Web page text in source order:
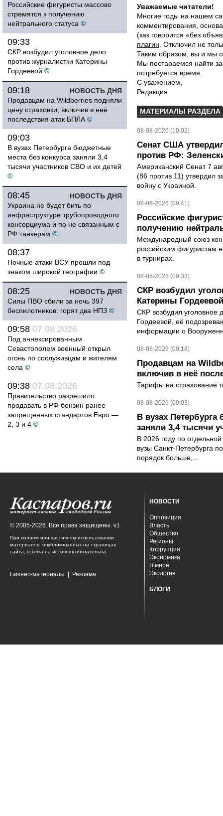
Российские фигуристы массово
стремятся к получению
нейтрального статуса ©
09:33
СКР возбудил уголовное дело
против журналистки Катерины
Гордеевой ©
НОВОСТЬ ДНЯ
09:18
Продавцам на Wildberries подняли
цену страховки, включив в неё
последствия атак БПЛА ©
09:03
В вузах Петербурга бюджетные
места без конкурса заняли 3,4
тысячи участников СВО и их детей
©
НОВОСТЬ ДНЯ
08:45
Украина не будет бить по
инфраструктуре трубопроводного
консорциума и по не связанным с
РФ танкерам ©
08:37
Ночные атаки ВСУ прошли под
знаком широкой географии ©
НОВОСТЬ ДНЯ
08:25
Силы ПВО сбили за ночь 397
беспилотников: горят два НПЗ ©
09:58 07.08.2026
Под аннексированным
Севастополем военный открыл
огонь по сослуживцам и жителям
села ©
09:38 07.08.2026
Правительство разрешило
продавать в РФ бензин ранее
запрещенных стандартов Евро —
2, 3 и 4 ©
Уважаемые читатели!
Многие годы на нашем
комментирования,
(как говорится «без
плагин . Отключил не
Таким образом, вы и мы
Мы постараемся найти
потребуется время.
С уважением,
Редакция
МАТЕРИАЛЫ РАЗДЕЛА
08-08-2026 (10:02)
Сенат США
против РФ:
Американский Сенат 7
(86 против 11) утвердил
войну с Украиной.
08-08-2026 (09:41)
Российские
получению
Международный союз
российским фигуристам
в турнирах.
08-08-2026 (09:33)
СКР возбудил
Катерины Гордеевой
СКР возбудил уголовное
Гордеевой, её
информации о
08-08-2026 (09:18)
Продавцам на
включив в неё
Тарифы на страхование
08-08-2026 (09:03)
В вузах
заняли 3,4 тысячи
В 2026 году по
вузы Санкт-Петербурга
порядок больше,...
© 2005-2026. Все права защищены. v1
При полном или частичном использовании
материалов, опубликованных на страницах
сайта, ссылка на источник обязательна.
Бизнес-материалы Реклама
НОВОСТИ
Оппозиция
Власть
Общество
Регионы
Коррупция
Экономика
В мире
Экология
БЛОГИ